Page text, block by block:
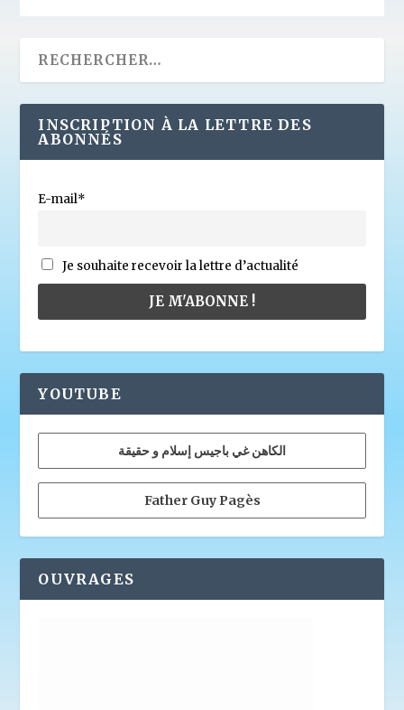
INSCRIPTION À LA LETTRE DES
ABONNÉS
E-mail*
Je souhaite recevoir la lettre d’actualité
YOUTUBE
الكاهن غي باجيس إسلام و حقيقة
Father Guy Pagès
OUVRAGES